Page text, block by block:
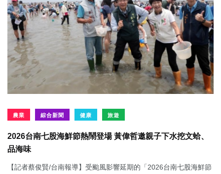
農業 綜合新聞 健康 旅遊
2026台南七股海鮮節熱鬧登場 黃偉哲邀親子下水挖文蛤、
品海味
【記者蔡俊賢/台南報導】受颱風影響延期的「2026台南七股海鮮節